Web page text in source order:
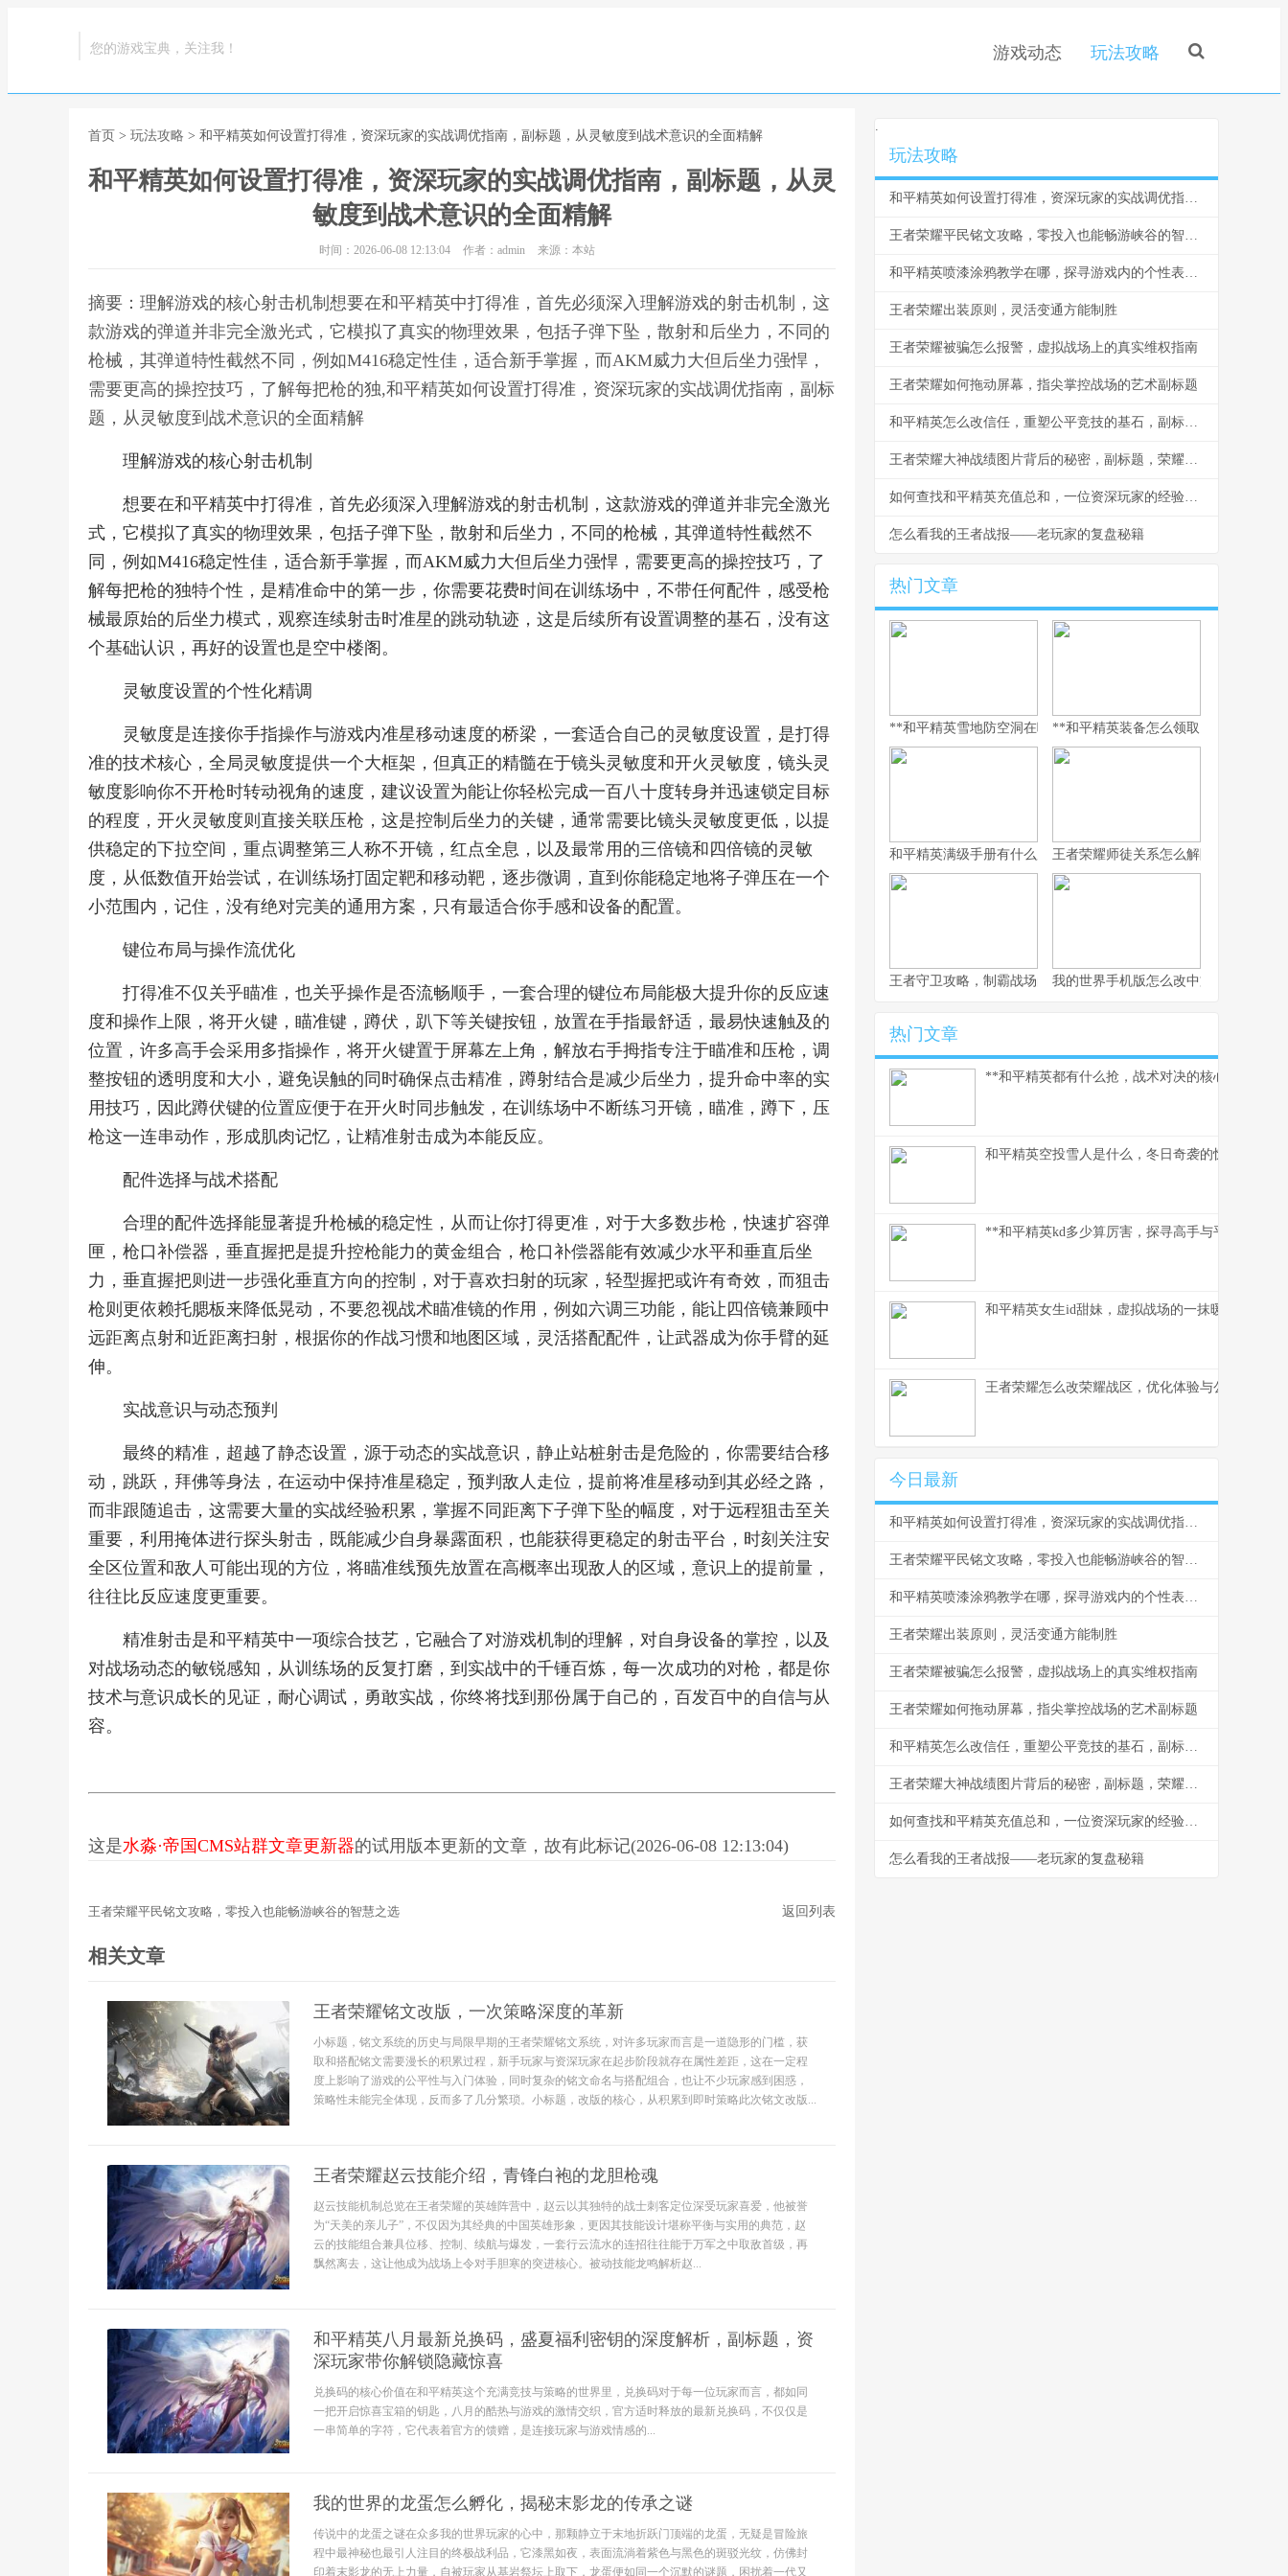
您的游戏宝典，关注我！ 游戏动态 玩法攻略
首页 > 玩法攻略 > 和平精英如何设置打得准，资深玩家的实战调优指南，副标题，从灵敏度到战术意识的全面精解
和平精英如何设置打得准，资深玩家的实战调优指南，副标题，从灵
敏度到战术意识的全面精解
时间：2026-06-08 12:13:04 作者：admin 来源：本站
摘要：理解游戏的核心射击机制想要在和平精英中打得准，首先必须深入理解游戏的射击机制，这
款游戏的弹道并非完全激光式，它模拟了真实的物理效果，包括子弹下坠，散射和后坐力，不同的
枪械，其弹道特性截然不同，例如M416稳定性佳，适合新手掌握，而AKM威力大但后坐力强悍，
需要更高的操控技巧，了解每把枪的独,和平精英如何设置打得准，资深玩家的实战调优指南，副标
题，从灵敏度到战术意识的全面精解
理解游戏的核心射击机制
想要在和平精英中打得准，首先必须深入理解游戏的射击机制，这款游戏的弹道并非完全激光
式，它模拟了真实的物理效果，包括子弹下坠，散射和后坐力，不同的枪械，其弹道特性截然不
同，例如M416稳定性佳，适合新手掌握，而AKM威力大但后坐力强悍，需要更高的操控技巧，了
解每把枪的独特个性，是精准命中的第一步，你需要花费时间在训练场中，不带任何配件，感受枪
械最原始的后坐力模式，观察连续射击时准星的跳动轨迹，这是后续所有设置调整的基石，没有这
个基础认识，再好的设置也是空中楼阁。
灵敏度设置的个性化精调
灵敏度是连接你手指操作与游戏内准星移动速度的桥梁，一套适合自己的灵敏度设置，是打得
准的技术核心，全局灵敏度提供一个大框架，但真正的精髓在于镜头灵敏度和开火灵敏度，镜头灵
敏度影响你不开枪时转动视角的速度，建议设置为能让你轻松完成一百八十度转身并迅速锁定目标
的程度，开火灵敏度则直接关联压枪，这是控制后坐力的关键，通常需要比镜头灵敏度更低，以提
供稳定的下拉空间，重点调整第三人称不开镜，红点全息，以及最常用的三倍镜和四倍镜的灵敏
度，从低数值开始尝试，在训练场打固定靶和移动靶，逐步微调，直到你能稳定地将子弹压在一个
小范围内，记住，没有绝对完美的通用方案，只有最适合你手感和设备的配置。
键位布局与操作流优化
打得准不仅关乎瞄准，也关乎操作是否流畅顺手，一套合理的键位布局能极大提升你的反应速
度和操作上限，将开火键，瞄准键，蹲伏，趴下等关键按钮，放置在手指最舒适，最易快速触及的
位置，许多高手会采用多指操作，将开火键置于屏幕左上角，解放右手拇指专注于瞄准和压枪，调
整按钮的透明度和大小，避免误触的同时确保点击精准，蹲射结合是减少后坐力，提升命中率的实
用技巧，因此蹲伏键的位置应便于在开火时同步触发，在训练场中不断练习开镜，瞄准，蹲下，压
枪这一连串动作，形成肌肉记忆，让精准射击成为本能反应。
配件选择与战术搭配
合理的配件选择能显著提升枪械的稳定性，从而让你打得更准，对于大多数步枪，快速扩容弹
匣，枪口补偿器，垂直握把是提升控枪能力的黄金组合，枪口补偿器能有效减少水平和垂直后坐
力，垂直握把则进一步强化垂直方向的控制，对于喜欢扫射的玩家，轻型握把或许有奇效，而狙击
枪则更依赖托腮板来降低晃动，不要忽视战术瞄准镜的作用，例如六调三功能，能让四倍镜兼顾中
远距离点射和近距离扫射，根据你的作战习惯和地图区域，灵活搭配配件，让武器成为你手臂的延
伸。
实战意识与动态预判
最终的精准，超越了静态设置，源于动态的实战意识，静止站桩射击是危险的，你需要结合移
动，跳跃，拜佛等身法，在运动中保持准星稳定，预判敌人走位，提前将准星移动到其必经之路，
而非跟随追击，这需要大量的实战经验积累，掌握不同距离下子弹下坠的幅度，对于远程狙击至关
重要，利用掩体进行探头射击，既能减少自身暴露面积，也能获得更稳定的射击平台，时刻关注安
全区位置和敌人可能出现的方位，将瞄准线预先放置在高概率出现敌人的区域，意识上的提前量，
往往比反应速度更重要。
精准射击是和平精英中一项综合技艺，它融合了对游戏机制的理解，对自身设备的掌控，以及
对战场动态的敏锐感知，从训练场的反复打磨，到实战中的千锤百炼，每一次成功的对枪，都是你
技术与意识成长的见证，耐心调试，勇敢实战，你终将找到那份属于自己的，百发百中的自信与从
容。
这是水淼·帝国CMS站群文章更新器的试用版本更新的文章，故有此标记(2026-06-08 12:13:04)
王者荣耀平民铭文攻略，零投入也能畅游峡谷的智慧之选 返回列表
相关文章
王者荣耀铭文改版，一次策略深度的革新
小标题，铭文系统的历史与局限早期的王者荣耀铭文系统，对许多玩家而言是一道隐形的门槛，获
取和搭配铭文需要漫长的积累过程，新手玩家与资深玩家在起步阶段就存在属性差距，这在一定程
度上影响了游戏的公平性与入门体验，同时复杂的铭文命名与搭配组合，也让不少玩家感到困惑，
策略性未能完全体现，反而多了几分繁琐。小标题，改版的核心，从积累到即时策略此次铭文改版...
王者荣耀赵云技能介绍，青锋白袍的龙胆枪魂
赵云技能机制总览在王者荣耀的英雄阵营中，赵云以其独特的战士刺客定位深受玩家喜爱，他被誉
为“天美的亲儿子”，不仅因为其经典的中国英雄形象，更因其技能设计堪称平衡与实用的典范，赵
云的技能组合兼具位移、控制、续航与爆发，一套行云流水的连招往往能于万军之中取敌首级，再
飘然离去，这让他成为战场上令对手胆寒的突进核心。被动技能龙鸣解析赵...
和平精英八月最新兑换码，盛夏福利密钥的深度解析，副标题，资
深玩家带你解锁隐藏惊喜
兑换码的核心价值在和平精英这个充满竞技与策略的世界里，兑换码对于每一位玩家而言，都如同
一把开启惊喜宝箱的钥匙，八月的酷热与游戏的激情交织，官方适时释放的最新兑换码，不仅仅是
一串简单的字符，它代表着官方的馈赠，是连接玩家与游戏情感的...
我的世界的龙蛋怎么孵化，揭秘末影龙的传承之谜
传说中的龙蛋之谜在众多我的世界玩家的心中，那颗静立于末地折跃门顶端的龙蛋，无疑是冒险旅
程中最神秘也最引人注目的终极战利品，它漆黑如夜，表面流淌着紫色与黑色的斑驳光纹，仿佛封
印着末影龙的无上力量，自被玩家从基岩祭坛上取下，龙蛋便如同一个沉默的谜题，困扰着一代又
.
玩法攻略
和平精英如何设置打得准，资深玩家的实战调优指南，副标题，从灵敏度到战术意识的全面精解
王者荣耀平民铭文攻略，零投入也能畅游峡谷的智慧之选
和平精英喷漆涂鸦教学在哪，探寻游戏内的个性表达之道
王者荣耀出装原则，灵活变通方能制胜
王者荣耀被骗怎么报警，虚拟战场上的真实维权指南
王者荣耀如何拖动屏幕，指尖掌控战场的艺术副标题
和平精英怎么改信任，重塑公平竞技的基石，副标题，从机制优化到生态共建的深度探索
王者荣耀大神战绩图片背后的秘密，副标题，荣耀之路的无声证言
如何查找和平精英充值总和，一位资深玩家的经验分享
怎么看我的王者战报——老玩家的复盘秘籍
热门文章
**和平精英雪地防空洞在哪里，副标题，冰封秘境与战术宝库探寻
**和平精英装备怎么领取，资深玩家
和平精英满级手册有什么用，解锁巅峰体验的多维钥匙
王者荣耀师徒关系怎么解除，游戏情谊
王者守卫攻略，制霸战场的不败法则，副标题，资深玩家的战术精
我的世界手机版怎么改中文，一份玩家
热门文章
**和平精英都有什么抢，战术对决的核心武器库**
和平精英空投雪人是什么，冬日奇袭的惊喜彩蛋
**和平精英kd多少算厉害，探寻高手与平民的真实
和平精英女生id甜妹，虚拟战场的一抹暖色，副标
王者荣耀怎么改荣耀战区，优化体验与公平之路
今日最新
和平精英如何设置打得准，资深玩家的实战调优指南，副标题，从灵敏度到战术意识的全面精解
王者荣耀平民铭文攻略，零投入也能畅游峡谷的智慧之选
和平精英喷漆涂鸦教学在哪，探寻游戏内的个性表达之道
王者荣耀出装原则，灵活变通方能制胜
王者荣耀被骗怎么报警，虚拟战场上的真实维权指南
王者荣耀如何拖动屏幕，指尖掌控战场的艺术副标题
和平精英怎么改信任，重塑公平竞技的基石，副标题，从机制优化到生态共建的深度探索
王者荣耀大神战绩图片背后的秘密，副标题，荣耀之路的无声证言
如何查找和平精英充值总和，一位资深玩家的经验分享
怎么看我的王者战报——老玩家的复盘秘籍